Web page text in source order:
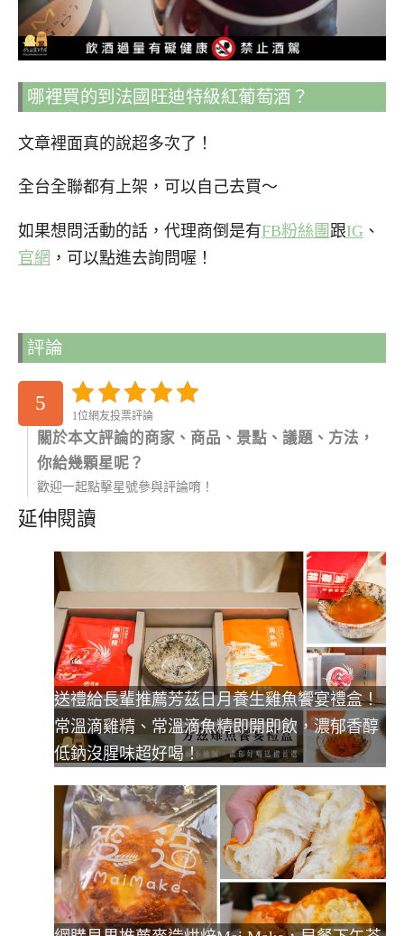
哪裡買的到法國旺迪特級紅葡萄酒？
文章裡面真的說超多次了！
全台全聯都有上架，可以自己去買～
如果想問活動的話，代理商倒是有FB粉絲團跟IG 、
官網 ，可以點進去詢問喔！
評論
5
1位網友投票評論
關於本文評論的商家、商品、景點、議題、方法，
你給幾顆星呢？
歡迎一起點擊星號參與評論唷！
延伸閱讀
送禮給長輩推薦芳茲日月養生雞魚饗宴禮盒！
常溫滴雞精、常溫滴魚精即開即飲，濃郁香醇
低鈉沒腥味超好喝！